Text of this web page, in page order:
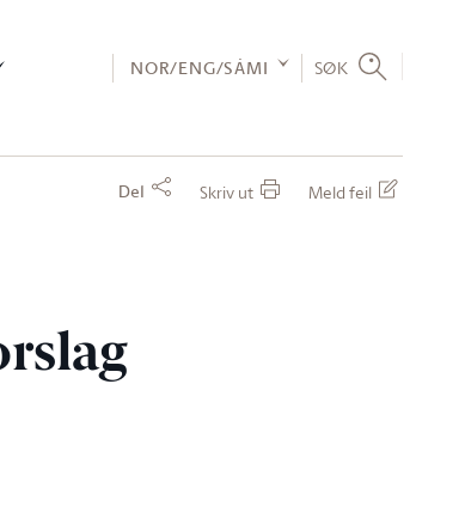
NOR/ENG/SÁMI SØK
Del Skriv ut Meld feil